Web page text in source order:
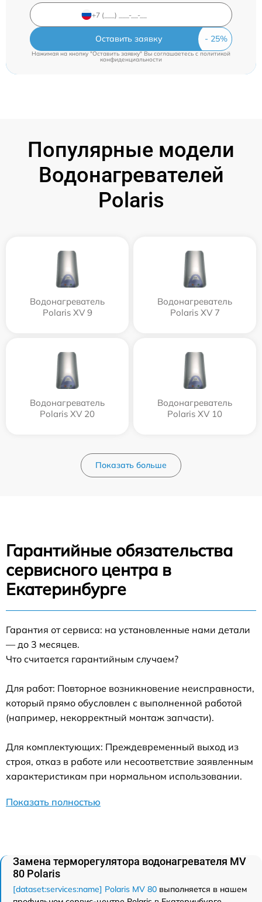
Оставить заявку
Нажимая на кнопку "Оставить заявку" Вы соглашаетесь cполитикой
конфиденциальности
Популярные модели
Водонагревателей
Polaris
Водонагреватель
Polaris XV 9
Водонагреватель
Polaris XV 7
Водонагреватель
Polaris XV 20
Водонагреватель
Polaris XV 10
Показать больше
Гарантийные обязательства
сервисного центра в
Екатеринбурге
Гарантия от сервиса: на установленные нами детали
— до 3 месяцев.
Что считается гарантийным случаем?
Для работ: Повторное возникновение неисправности,
который прямо обусловлен с выполненной работой
(например, некорректный монтаж запчасти).
Для комплектующих: Преждевременный выход из
строя, отказ в работе или несоответствие заявленным
характеристикам при нормальном использовании.
Показать полностью
Замена терморегулятора водонагревателя MV
80 Polaris
[dataset:services:name] Polaris MV 80 выполняется в нашем